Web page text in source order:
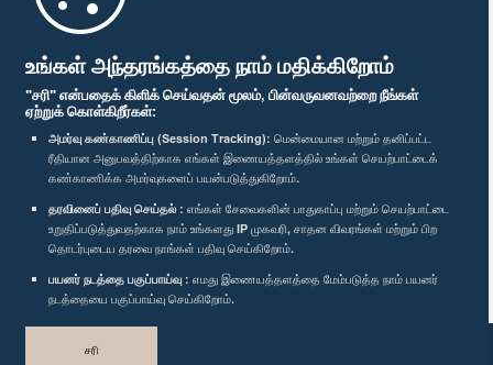
உங்கள் அந்தரங்கத்தை நாம் மதிக்கிறோம்
"சரி" என்பதைக் கிளிக் செய்வதன் மூலம், பின்வருவனவற்றை நீங்கள்
ஏற்றுக் கொள்கிறீர்கள்:
அமர்வு கண்காணிப்பு (Session Tracking): மென்மையான மற்றும் தனிப்பட்ட
ரீதியான அனுபவத்திற்காக எங்கள் இணையத்தளத்தில் உங்கள் செயற்பாட்டைக்
கண்காணிக்க அமர்வுகளைப் பயன்படுத்துகிறோம்.
தரவினைப் பதிவு செய்தல் : எங்கள் சேவைகளின் பாதுகாப்பு மற்றும் செயற்பாட்டை
உறுதிப்படுத்துவதற்காக நாம் உங்களது IP முகவரி, சாதன விவரங்கள் மற்றும் பிற
தொடர்புடைய தரவை நாங்கள் பதிவு செய்கிறோம்.
பயனர் நடத்தை பகுப்பாய்வு : எமது இணையத்தளத்தை மேம்படுத்த நாம் பயனர்
நடத்தையை பகுப்பாய்வு செய்கிறோம்.
சரி
பாராளுமன்ற கையடக்க செயலி
எம்மை பின்தொடர்க :
விருதுகள்
தனியுரிமைக் கொள்கை